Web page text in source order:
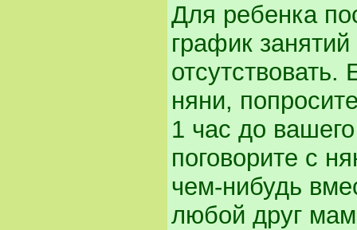
Для ребенка
график
няни,
1 час до
поговорите с
чем-нибудь
любой друг